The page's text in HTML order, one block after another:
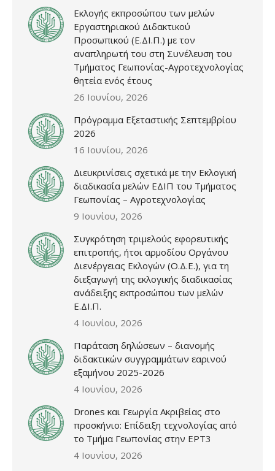
Εκλογής εκπροσώπου των μελών
Εργαστηριακού Διδακτικού
Προσωπικού (Ε.ΔΙ.Π.) με τον
αναπληρωτή του στη Συνέλευση του
Τμήματος Γεωπονίας-Αγροτεχνολογίας
θητεία ενός έτους
26 Ιουνίου, 2026
Πρόγραμμα Εξεταστικής Σεπτεμβρίου
2026
16 Ιουνίου, 2026
Διευκρινίσεις σχετικά με την Εκλογική
διαδικασία μελών ΕΔΙΠ του Τμήματος
Γεωπονίας – Αγροτεχνολογίας
9 Ιουνίου, 2026
Συγκρότηση τριμελούς εφορευτικής
επιτροπής, ήτοι αρμοδίου Οργάνου
Διενέργειας Εκλογών (Ο.Δ.Ε.), για τη
διεξαγωγή της εκλογικής διαδικασίας
ανάδειξης εκπροσώπου των μελών
Ε.ΔΙ.Π.
4 Ιουνίου, 2026
Παράταση δηλώσεων – διανομής
διδακτικών συγγραμμάτων εαρινού
εξαμήνου 2025-2026
4 Ιουνίου, 2026
Drones και Γεωργία Ακριβείας στο
προσκήνιο: Επίδειξη τεχνολογίας από
το Τμήμα Γεωπονίας στην ΕΡΤ3
4 Ιουνίου, 2026